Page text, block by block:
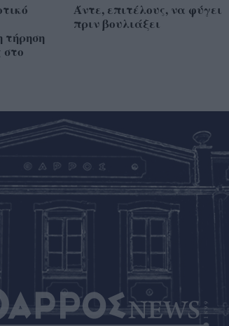
Άντε, επιτέλους, να φύγει
πριν βουλιάξει